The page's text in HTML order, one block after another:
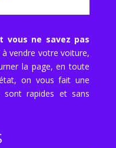
vous ne savez pas
à vendre votre voiture,
la page, en toute
on vous fait une
rapides et sans